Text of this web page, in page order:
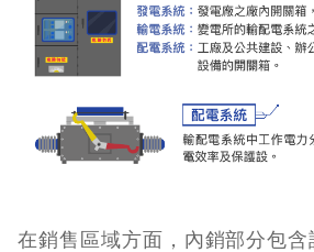
在銷售區域方面，內銷部分包